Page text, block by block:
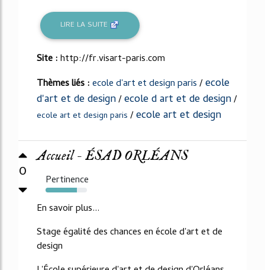
LIRE LA SUITE
Site :http://fr.visart-paris.com
Thèmes liés :ecole d'art et design paris/ecole
d'art et de design/ecole d art et de design/
ecole art et design paris /ecole art et design
0
Accueil - ÉSAD ORLÉANS
Pertinence
75%
En savoir plus...
Stage égalité des chances en école d'art et de
design